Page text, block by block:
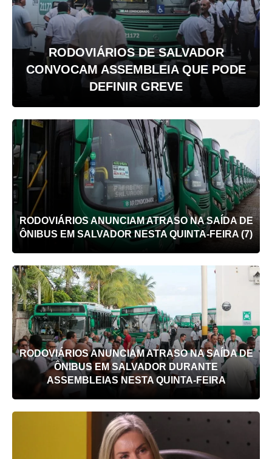
RODOVIÁRIOS DE SALVADOR
CONVOCAM ASSEMBLEIA QUE PODE
DEFINIR GREVE
RODOVIÁRIOS ANUNCIAM ATRASO NA SAÍDA DE
ÔNIBUS EM SALVADOR NESTA QUINTA-FEIRA (7)
RODOVIÁRIOS ANUNCIAM ATRASO NA SAÍDA DE
ÔNIBUS EM SALVADOR DURANTE
ASSEMBLEIAS NESTA QUINTA-FEIRA